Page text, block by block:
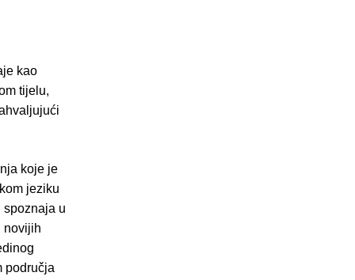
kao
tijelu,
koje je
jeziku
spoznaja u
novijih
područja